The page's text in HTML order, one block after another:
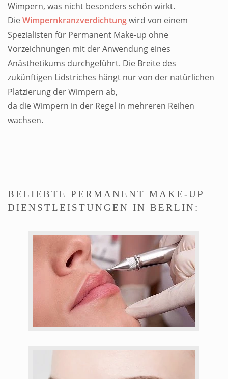
Wimpern, was nicht besonders schön wirkt.
DieWimpernkranzverdichtungwird von einem
Spezialisten für Permanent Make-up ohne
Vorzeichnungen mit der Anwendung eines
Anästhetikums durchgeführt. Die Breite des
zukünftigen Lidstriches hängt nur von der natürlichen
Platzierung der Wimpern ab,
da die Wimpern in der Regel in mehreren Reihen
wachsen.
BELIEBTE PERMANENT MAKE-UP
DIENSTLEISTUNGEN IN BERLIN: